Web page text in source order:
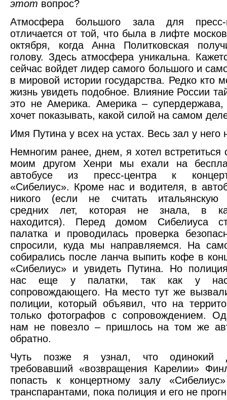
этот вопрос?
Атмосфера большого зала для пресс-
отличается от той, что была в лифте
октября, когда Анна Политковская
голову. Здесь атмосфера уникальна.
сейчас войдет лидер самого большого и
в мировой истории государства. Редко кто
жизнь увидеть подобное. Влияние России
это не Америка. Америка –
хочет показывать, какой силой на самом
Имя Путина у всех на устах. Весь зал у него
Немногим ранее, днем, я хотел
моим другом Хенри мы ехали на
автобусе из пресс-центра к
«Сибелиус». Кроме нас и водителя, в
никого (если не считать итальянскую
средних лет, которая не знала, в
находится). Перед домом Сибелиуса
палатка и проводилась проверка
спросили, куда мы направляемся. На
собирались после ланча выпить кофе в
«Сибелиус» и увидеть Путина. Но
нас еще у палатки, так как у
сопровождающего. На место тут же
полиции, который объявил, что на
только фотографов с сопровождением.
нам не повезло – пришлось на том же
обратно.
Чуть позже я узнал, что одинокий
требовавший «возвращения Карелии»
попасть к концертному залу
транспарантами, пока полиция и его не